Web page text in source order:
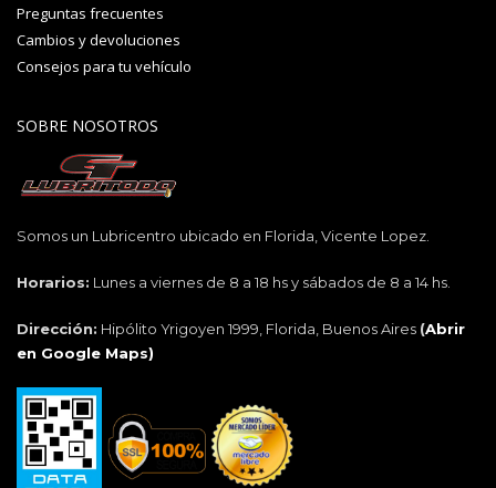
Preguntas frecuentes
Cambios y devoluciones
Consejos para tu vehículo
SOBRE NOSOTROS
Somos un Lubricentro ubicado en Florida, Vicente Lopez.
Horarios: Lunes a viernes de 8 a 18 hs y sábados de 8 a 14 hs.
Dirección: Hipólito Yrigoyen 1999, Florida, Buenos Aires (Abrir
en Google Maps)